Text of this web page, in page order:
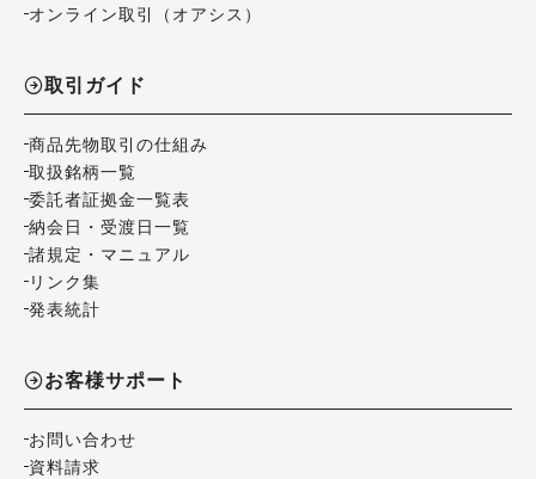
オンライン取引（オアシス）
取引ガイド
商品先物取引の仕組み
取扱銘柄一覧
委託者証拠金一覧表
納会日・受渡日一覧
諸規定・マニュアル
リンク集
発表統計
お客様サポート
お問い合わせ
資料請求